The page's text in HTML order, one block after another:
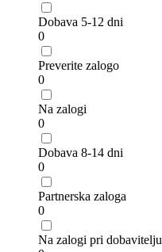
Dobava 5-12 dni
0
Preverite zalogo
0
Na zalogi
0
Dobava 8-14 dni
0
Partnerska zaloga
0
Na zalogi pri dobavitelju